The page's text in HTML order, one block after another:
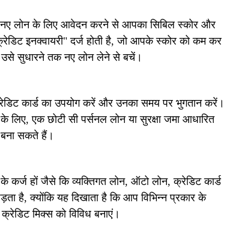
लोन के लिए आवेदन करने से आपका सिबिल स्कोर और
इनक्वायरी" दर्ज होती है, जो आपके स्कोर को कम कर
उसे सुधारने तक नए लोन लेने से बचें।
कार्ड का उपयोग करें और उनका समय पर भुगतान करें।
एक छोटी सी पर्सनल लोन या सुरक्षा जमा आधारित
सकते हैं।
कर्ज हों जैसे कि व्यक्तिगत लोन, ऑटो लोन, क्रेडिट कार्ड
है, क्योंकि यह दिखाता है कि आप विभिन्न प्रकार के
मिक्स को विविध बनाएं।